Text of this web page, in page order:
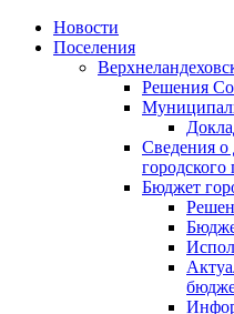
Skip
Новости
Поселения
Решения
Сведения о
городского
Бюджет